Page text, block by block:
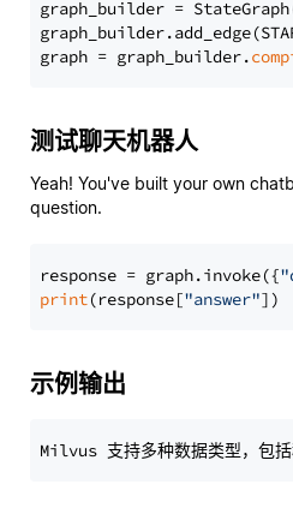
graph_builder =
graph = graph_builder.
测试聊天机器人
Yeah! You've built your own
question.
response = graph.invoke({
print(response["answer"
示例输出